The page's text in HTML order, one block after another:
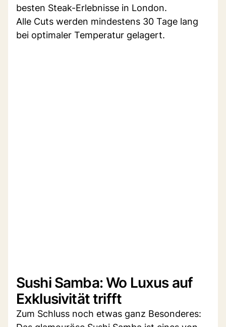
besten Steak-Erlebnisse in London.
Alle Cuts werden mindestens 30 Tage lang
bei optimaler Temperatur gelagert.
Sushi Samba: Wo Luxus auf
Exklusivität trifft
Zum Schluss noch etwas ganz Besonderes: